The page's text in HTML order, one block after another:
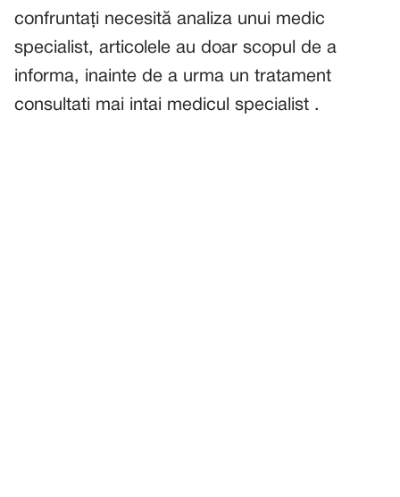
confruntați necesită analiza unui medic
specialist, articolele au doar scopul de a
informa, inainte de a urma un tratament
consultati mai intai medicul specialist .